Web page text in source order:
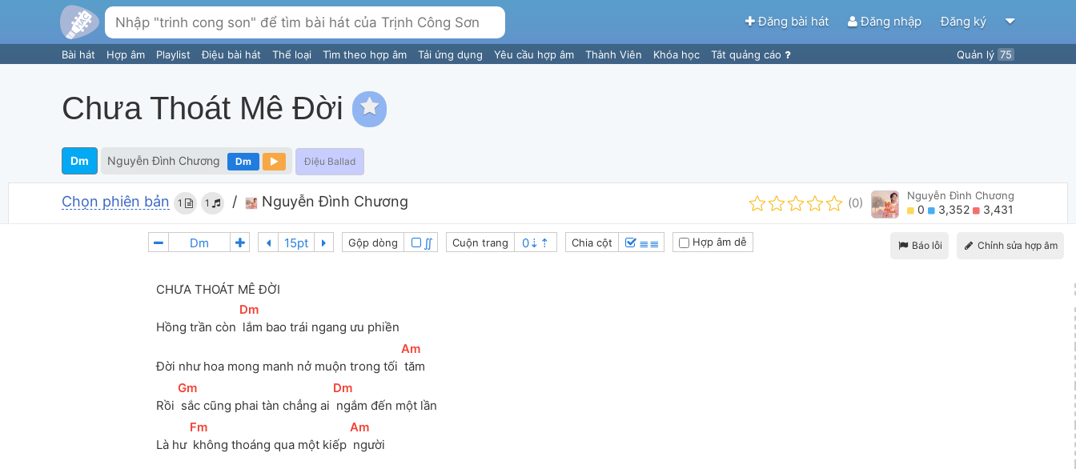
Đăng bài hát Đăng nhập Đăng ký
Bài hát Hợp âm Playlist Điệu bài hát Thể loại Tìm theo hợp âm Tải ứng dụng Yêu cầu hợp âm Thành Viên Khóa học Tắt quảng cáo Quản lý 75
Chưa Thoát Mê Đời
Dm Nguyễn Đình Chương Dm Điệu Ballad
Chọn phiên bản 1 1 / Nguyễn Đình Chương (0)
Nguyễn Đình Chương
0 3,352 3,431
Báo lỗi Chỉnh sửa hợp âm
Gộp dòng ∬ Cuộn trang Chia cột ≣≣ Hợp âm dễ
CHƯA THOÁT MÊ ĐỜI
Hồng trần còn
[Dm
lắm bao trái ngang ưu phiền
Đời như hoa mong manh nở muộn trong tối
[
Am
tăm
Rồi
[
Gm
sắc cũng phai tàn chẳng ai
[Dm
ngắm đến một lần
Là hư
[Fm
không thoáng qua một kiếp
[
Am
người